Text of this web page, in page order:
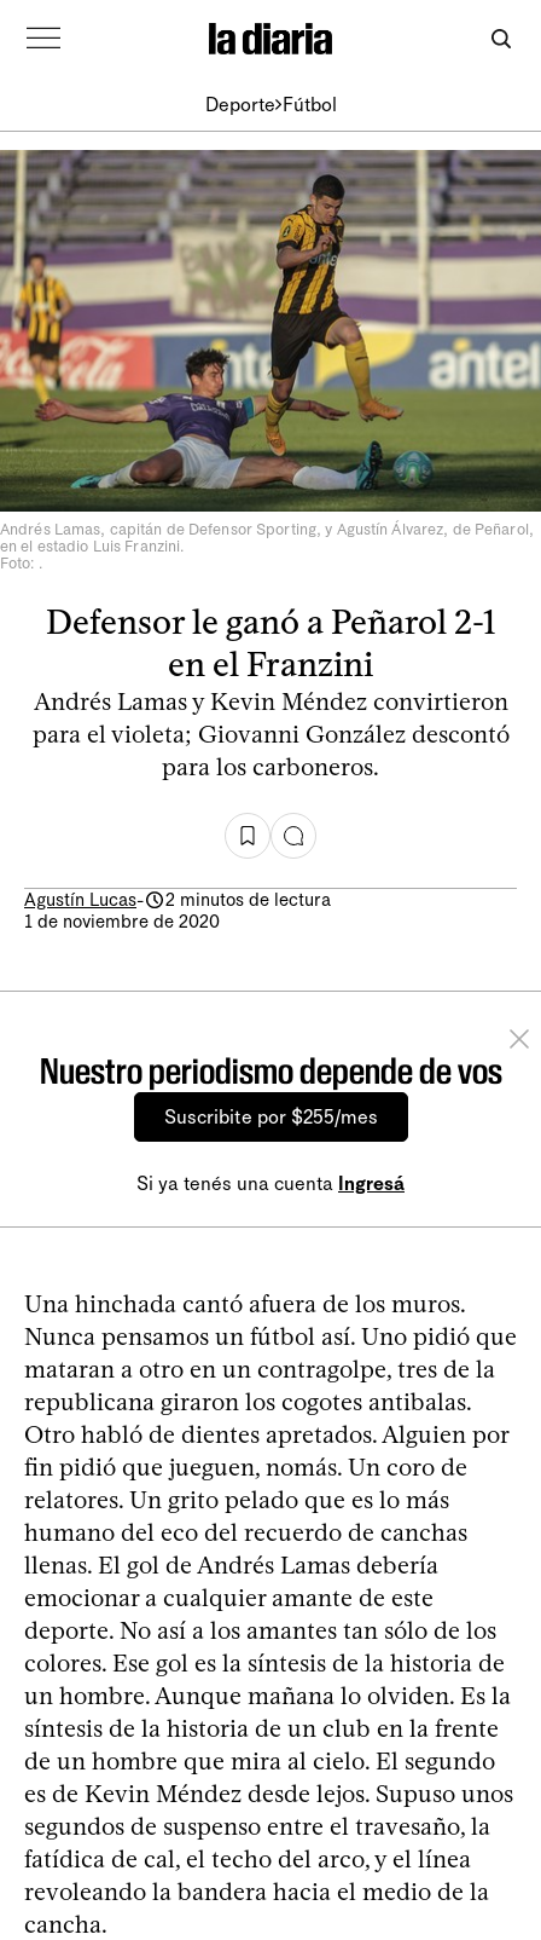
Deporte Fútbol
Andrés Lamas, capitán de Defensor Sporting, y Agustín Álvarez, de Peñarol,
en el estadio Luis Franzini.
Foto: .
Defensor le ganó a Peñarol 2-1
en el Franzini
Andrés Lamas y Kevin Méndez convirtieron
para el violeta; Giovanni González descontó
para los carboneros.
Agustín Lucas-
2 minutos de lectura
1 de noviembre de 2020
Nuestro periodismo depende de vos
Suscribite por $255/mes
Si ya tenés una cuenta Ingresá
Una hinchada cantó afuera de los muros.
Nunca pensamos un fútbol así. Uno pidió que
mataran a otro en un contragolpe, tres de la
republicana giraron los cogotes antibalas.
Otro habló de dientes apretados. Alguien por
fin pidió que jueguen, nomás. Un coro de
relatores. Un grito pelado que es lo más
humano del eco del recuerdo de canchas
llenas. El gol de Andrés Lamas debería
emocionar a cualquier amante de este
deporte. No así a los amantes tan sólo de los
colores. Ese gol es la síntesis de la historia de
un hombre. Aunque mañana lo olviden. Es la
síntesis de la historia de un club en la frente
de un hombre que mira al cielo. El segundo
es de Kevin Méndez desde lejos. Supuso unos
segundos de suspenso entre el travesaño, la
fatídica de cal, el techo del arco, y el línea
revoleando la bandera hacia el medio de la
cancha.